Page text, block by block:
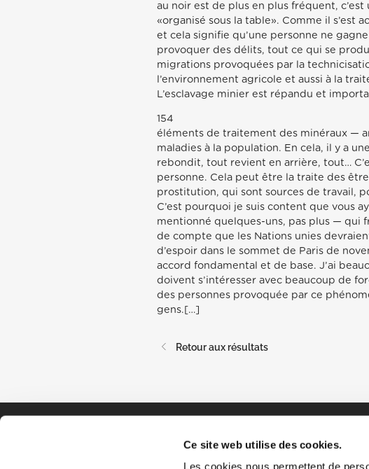
Ce site web utilise des cookies.
Les cookies nous permettent de
au noir est de plus en plus fréquent, c’est
«organisé sous la table». Comme il s’est
et cela signifie qu’une personne ne
provoquer des délits, tout ce qui se
migrations provoquées par la
l’environnement agricole et aussi à la
L’esclavage minier est répandu et
154
éléments de traitement des minéraux —
maladies à la population. En cela, il y a
rebondit, tout revient en arrière, tout…
personne. Cela peut être la traite des
prostitution, qui sont sources de travail,
C’est pourquoi je suis content que vous
mentionné quelques-uns, pas plus — qui
de compte que les Nations unies
d’espoir dans le sommet de Paris de
accord fondamental et de base. J’ai
doivent s’intéresser avec beaucoup de
des personnes provoquée par ce
gens.[…]
Retour aux résultats